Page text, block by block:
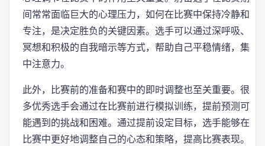
间常常面临巨大的心理压力，如何在比赛中保持冷静和
专注，是决定胜负的关键因素。选手可以通过深呼吸、
冥想和积极的自我暗示等方式，帮助自己平稳情绪，集
中注意力。
此外，比赛前的准备和赛中的即时调整也至关重要。很
多优秀选手会通过在比赛前进行模拟训练，提前预测可
能遇到的挑战和困难。通过提前设定目标，选手能够在
比赛中更好地调整自己的心态和策略，提高比赛表现。